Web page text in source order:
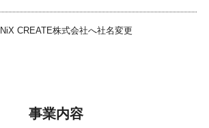
NiX CREATE株式会社へ社名変更
事業内容